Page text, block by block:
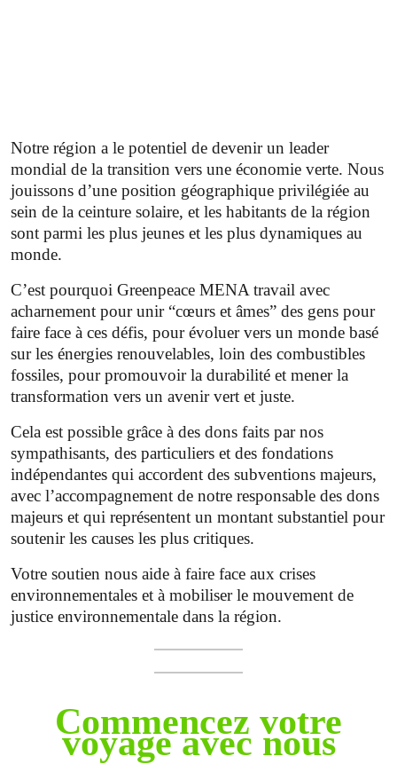
Notre région a le potentiel de devenir un leader
mondial de la transition vers une économie verte. Nous
jouissons d’une position géographique privilégiée au
sein de la ceinture solaire, et les habitants de la région
sont parmi les plus jeunes et les plus dynamiques au
monde.
C’est pourquoi Greenpeace MENA travail avec
acharnement pour unir “cœurs et âmes” des gens pour
faire face à ces défis, pour évoluer vers un monde basé
sur les énergies renouvelables, loin des combustibles
fossiles, pour promouvoir la durabilité et mener la
transformation vers un avenir vert et juste.
Cela est possible grâce à des dons faits par nos
sympathisants, des particuliers et des fondations
indépendantes qui accordent des subventions majeurs,
avec l’accompagnement de notre responsable des dons
majeurs et qui représentent un montant substantiel pour
soutenir les causes les plus critiques.
Votre soutien nous aide à faire face aux crises
environnementales et à mobiliser le mouvement de
justice environnementale dans la région.
Commencez votre
voyage avec nous